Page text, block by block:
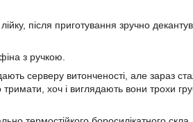
після приготування зручно
з ручкою.
серверу витонченості, але зараз
тримати, хоч і виглядають вони трохи